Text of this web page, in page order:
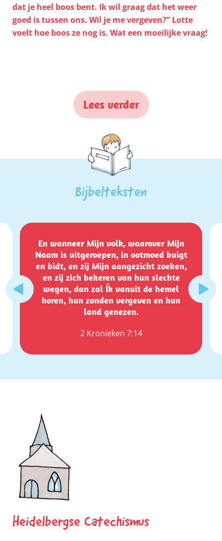
dat je heel boos bent. Ik wil graag dat het weer
goed is tussen ons. Wil je me vergeven?” Lotte
voelt hoe boos ze nog is. Wat een moeilijke vraag!
Lees verder
Bijbelteksten
En wanneer Mijn volk, waarover Mijn
Naam is uitgeroepen, in ootmoed buigt
en bidt, en zij Mijn aangezicht zoeken,
en zij zich bekeren van hun slechte
wegen, dan zal Ík vanuit de hemel
horen, hun zonden vergeven en hun
land genezen.
2 Kronieken 7:14
Heidelbergse Catechismus